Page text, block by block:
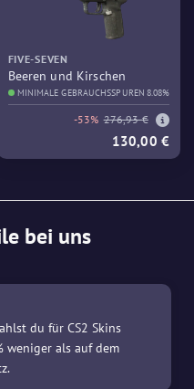
FIVE-SEVEN
Beeren und Kirschen
MINIMALE GEBRAUCHSSPUREN 8.08%
-53% 276,93 €
130,00 €
bei uns
du für CS2 Skins
weniger als auf dem